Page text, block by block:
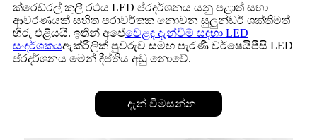
ක්රෙඩ්රල් කුලී රථය LED ​​ප්රදර්ශනය යනු පළාත් සභා
ආවරණයක් සහිත පරාවර්තක නොවන සුලුන්ඩර් ශක්තිමත්
හිරු එළියයි. ඉතින් අපේවෙළඳ දැන්වීම් සඳහා LED
සංදර්ශකයඇක්රිලික් පුවරුව සමඟ පැරණි වර්ෂෙයිපීසි LED
ප්රදර්ශනය මෙන් දීප්තිය අඩු නොවේ.
දැන් විමසන්න